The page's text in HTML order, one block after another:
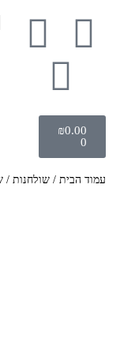
₪0.00
עמוד הבית/ שולחנות/